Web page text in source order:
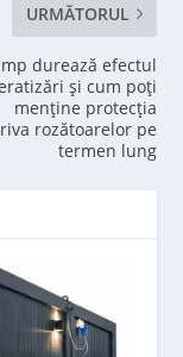
URMĂTORUL
durează efectul
și cum poți
menține protecția
rozătoarelor pe
termen lung